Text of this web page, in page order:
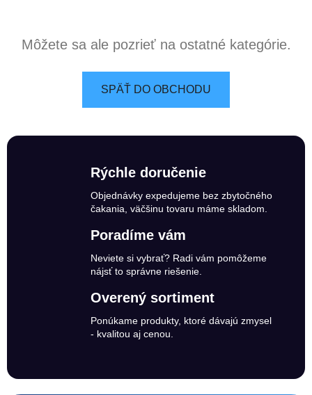
Môžete sa ale pozrieť na ostatné kategórie.
SPÄŤ DO OBCHODU
Rýchle doručenie
Objednávky expedujeme bez zbytočného
čakania, väčšinu tovaru máme skladom.
Poradíme vám
Neviete si vybrať? Radi vám pomôžeme
nájsť to správne riešenie.
Overený sortiment
Ponúkame produkty, ktoré dávajú zmysel
- kvalitou aj cenou.